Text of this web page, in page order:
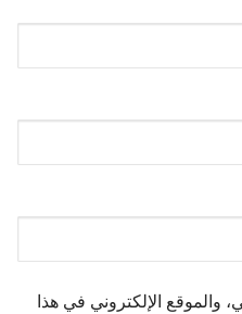
والموقع الإلكتروني في هذا